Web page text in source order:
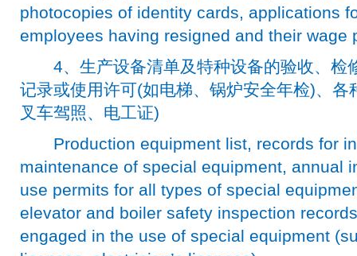
photocopies of identity cards, applications
employees having resigned and their wage
4、生产设备清单及特种设备的验收、检
记录或使用许可(如电梯、锅炉安全年检)、各
叉车驾照、电工证)
Production equipment list, records for
maintenance of special equipment, annual
use permits for all types of special
elevator and boiler safety inspection
engaged in the use of special equipment